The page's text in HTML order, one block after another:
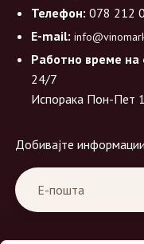
Телефон: 078 212
E-mail:
Работно време на
24/7
Испорака Пон-Пет
Добивајте